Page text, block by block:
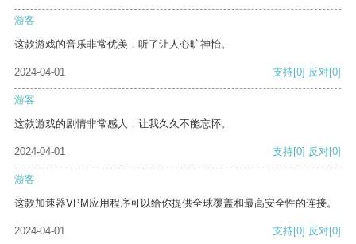
游客
这款游戏的音乐非常优美，听了让人心旷神怡。
2024-04-01 支持[0] 反对[0]
游客
这款游戏的剧情非常感人，让我久久不能忘怀。
2024-04-01 支持[0] 反对[0]
游客
这款加速器VPM应用程序可以给你提供全球覆盖和最高安全性的连接。
2024-04-01 支持[0] 反对[0]